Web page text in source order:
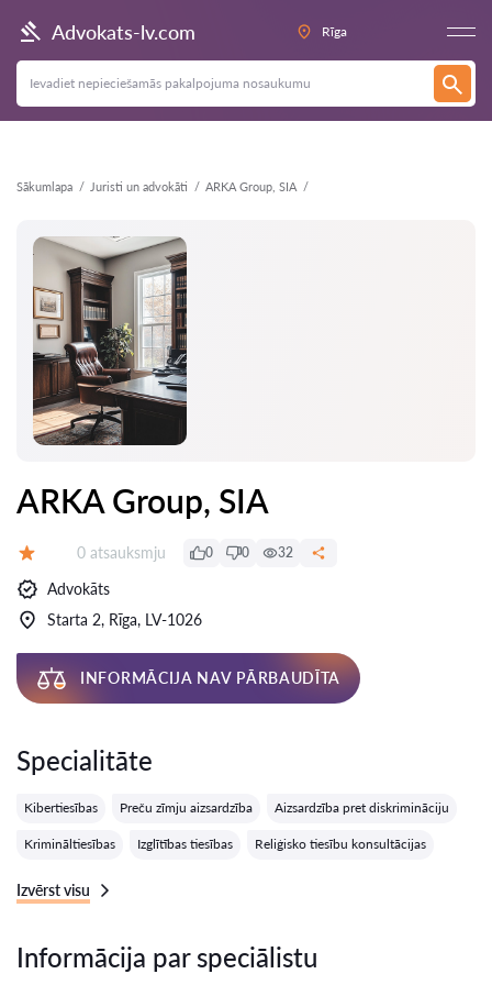
Advokats-lv.com Rīga
Sākumlapa Juristi un advokāti ARKA Group, SIA
Atpakaļ
ARKA Group, SIA
Atsauksmes:
0 atsauksmju 0 0 32
Advokāts
Starta 2, Rīga, LV-1026
INFORMĀCIJA NAV PĀRBAUDĪTA
Specialitāte
Kibertiesības Preču zīmju aizsardzība Aizsardzība pret diskrimināciju
Krimināltiesības Izglītības tiesības Reliģisko tiesību konsultācijas
Izvērst visu
Informācija par speciālistu